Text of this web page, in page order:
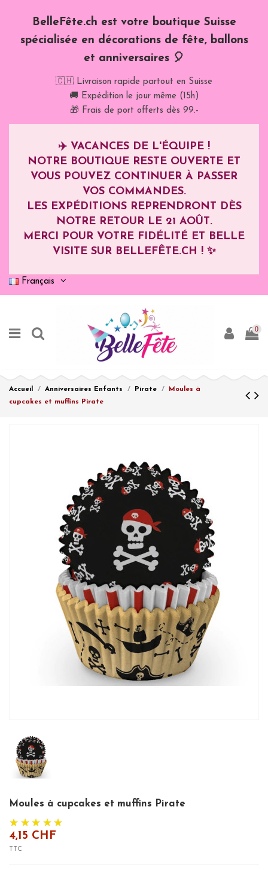
BelleFête.ch est votre boutique Suisse
spécialisée en décorations de fête, ballons
et anniversaires 🎈
🇨🇭 Livraison rapide partout en Suisse
🚚 Expédition le jour même (15h)
🎁 Frais de port offerts dès 99.-
✈️ VACANCES DE L'ÉQUIPE !
NOTRE BOUTIQUE RESTE OUVERTE ET
VOUS POUVEZ CONTINUER À PASSER
VOS COMMANDES.
LES EXPÉDITIONS REPRENDRONT DÈS
NOTRE RETOUR LE 21 AOÛT.
MERCI POUR VOTRE FIDÉLITÉ ET BELLE
VISITE SUR BELLEFÊTE.CH ! ✨
Français
0
Accueil Anniversaires Enfants Pirate
Moules à
cupcakes et muffins Pirate
Moules à cupcakes et muffins Pirate
4,15 CHF
TTC